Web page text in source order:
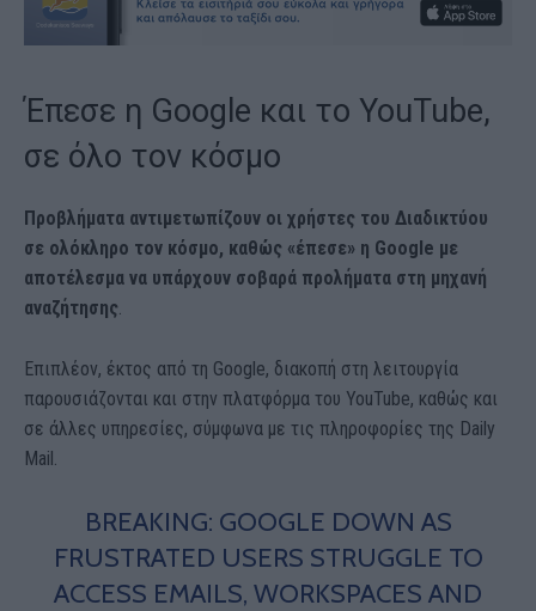
Έπεσε η Google και το YouTube,
σε όλο τον κόσμο
Προβλήματα αντιμετωπίζουν οι χρήστες του Διαδικτύου
σε ολόκληρο τον κόσμο, καθώς «έπεσε» η Google με
αποτέλεσμα να υπάρχουν σοβαρά προλήματα στη μηχανή
αναζήτησης.
Επιπλέον, έκτος από τη Google, διακοπή στη λειτουργία
παρουσιάζονται και στην πλατφόρμα του YouTube, καθώς και
σε άλλες υπηρεσίες, σύμφωνα με τις πληροφορίες της Daily
Mail.
BREAKING: GOOGLE DOWN AS
FRUSTRATED USERS STRUGGLE TO
ACCESS EMAILS, WORKSPACES AND